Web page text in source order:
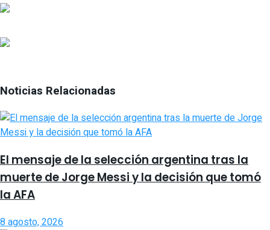
Noticias Relacionadas
El mensaje de la selección argentina tras la
muerte de Jorge Messi y la decisión que tomó
la AFA
8 agosto, 2026